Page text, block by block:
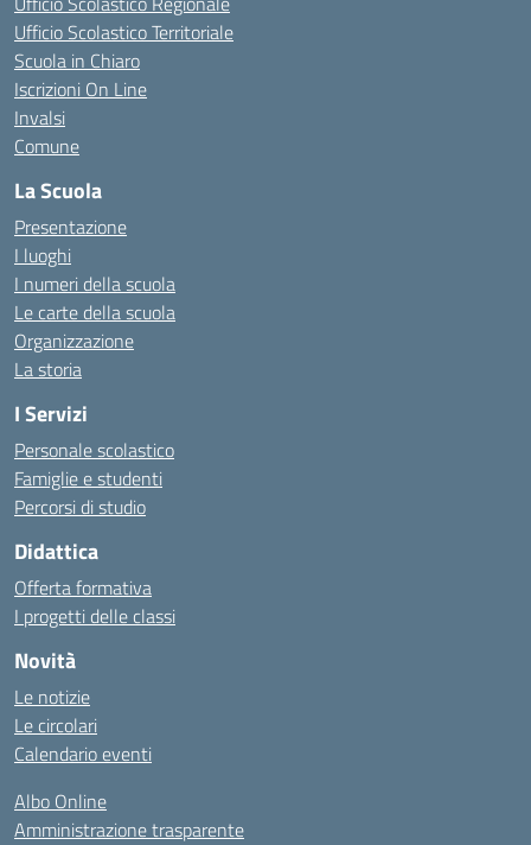
Ufficio Scolastico Territoriale
Scuola in Chiaro
Iscrizioni On Line
Invalsi
Comune
La Scuola
Presentazione
I luoghi
I numeri della scuola
Le carte della scuola
Organizzazione
La storia
I Servizi
Personale scolastico
Famiglie e studenti
Percorsi di studio
Didattica
Offerta formativa
I progetti delle classi
Novità
Le notizie
Le circolari
Calendario eventi
Albo Online
Amministrazione trasparente